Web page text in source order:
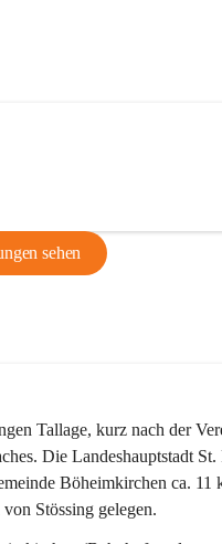
sehen
Tallage, kurz nach der
Die Landeshauptstadt
Böheimkirchen ca.
Stössing gelegen.